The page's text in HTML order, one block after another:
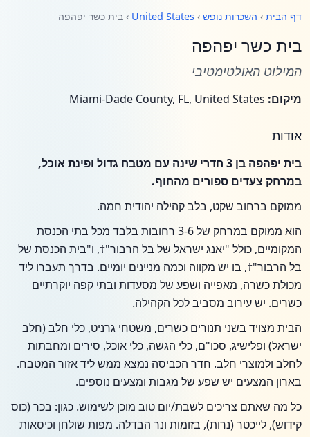
דף הבית › השכרות נופש ›
United States › בית כשר יפהפה
בית כשר יפהפה
המילוט האולטימטיבי
מיקום:
אודות
בית יפהפה בן 3 חדרי שינה עם מטבח גדול ופינת אוכל,
במרחק צעדים ספורים מהחוף.
ממוקם ברחוב שקט, בלב קהילה יהודית חמה.
הוא ממוקם במרחק של 3-6 רחובות בלבד מכל בתי הכנסת
המקומיים, כולל "יאנג ישראל של בל הרבור"†, ו"בית הכנסת של
בל הרבור"†, בו יש מקווה וכמה מניינים יומיים. בדרך תעברו ליד
מכולת כשרה, מאפייה ושפע של מסעדות ובתי קפה יוקרתיים
כשרים. יש עירוב מסביב לכל הקהילה.
הבית מצויד בשני תנורים כשרים, משטחי גרניט, כלי חלב (חלב
ישראל) ופלישיג, סכו"ם, כלי הגשה, כלי אוכל, סירים ומחבתות
לחלב ולמוצרי חלב. חדר הכביסה נמצא ממש ליד אזור המטבח.
בארון המצעים יש שפע של מגבות ומצעים נוספים.
כל מה שאתם צריכים לשבת/יום טוב מוכן לשימוש. כגון: בכר (כוס
קידוש), לייכטר (נרות), בזומות ונר הבדלה. מפות שולחן וכיסאות